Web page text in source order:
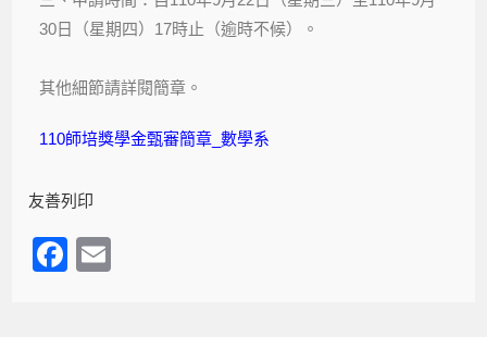
30日（星期四）17時止（逾時不候）。
其他細節請詳閱簡章。
110師培獎學金甄審簡章_數學系
友善列印
F